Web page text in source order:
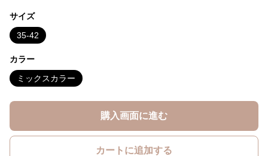
サイズ
35-42
カラー
ミックスカラー
購入画面に進む
カートに追加する